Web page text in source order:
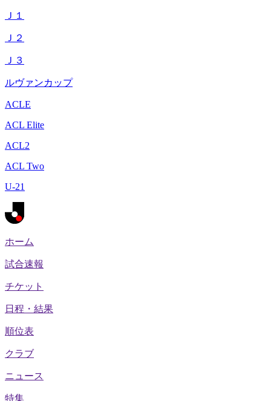
Ｊ１
Ｊ２
Ｊ３
ルヴァンカップ
ACLE
ACL Elite
ACL2
ACL Two
U-21
ホーム
試合速報
チケット
日程・結果
順位表
クラブ
ニュース
特集